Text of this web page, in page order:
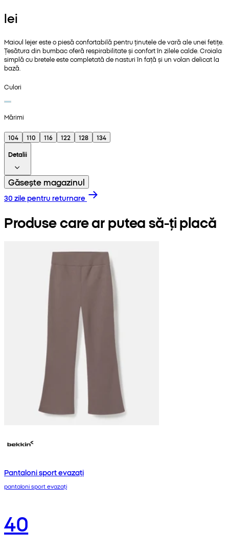
lei
Maioul lejer este o piesă confortabilă pentru ținutele de vară ale unei fetițe.
Țesătura din bumbac oferă respirabilitate și confort în zilele calde. Croiala
simplă cu bretele este completată de nasturi în față și un volan delicat la
bază.
Culori
Mărimi
104 110 116 122 128
134
Detalii
Găsește magazinul
30 zile pentru returnare
Produse care ar putea să-ți placă
Pantaloni sport evazați
pantaloni sport evazați
40